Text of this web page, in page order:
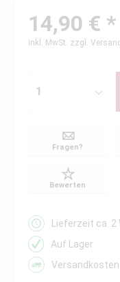
14,90 € *
inkl. MwSt. zzgl.
Fragen?
Bewerten
Lieferzeit ca.
Auf Lager
Versandkosten